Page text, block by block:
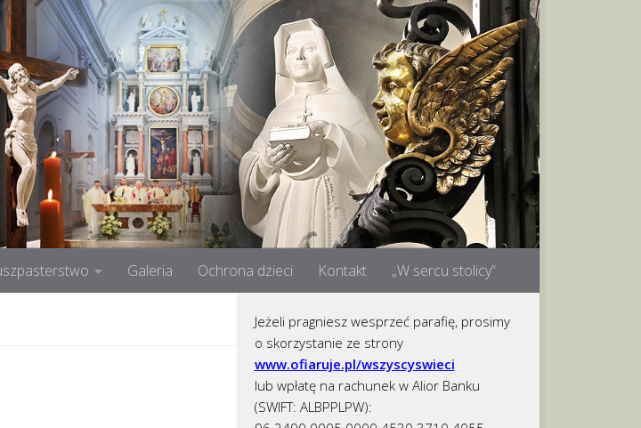
Galeria Ochrona dzieci Kontakt „W sercu stolicy”
Jeżeli pragniesz wesprzeć parafię, prosimy
o skorzystanie ze strony
www.ofiaruje.pl/wszyscyswieci
lub wpłatę na rachunek w Alior Banku
(SWIFT: ALBPPLPW):